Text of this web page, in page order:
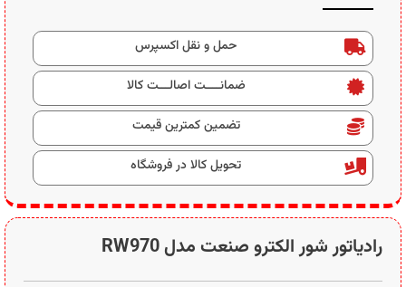
رادیاتور شور الکترو صنعت مدل RW970
حمل و نقل اکسپرس
ضمانــــت اصالـــت کالا
تضمین کمترین قیمت
تحویل کالا در فروشگاه